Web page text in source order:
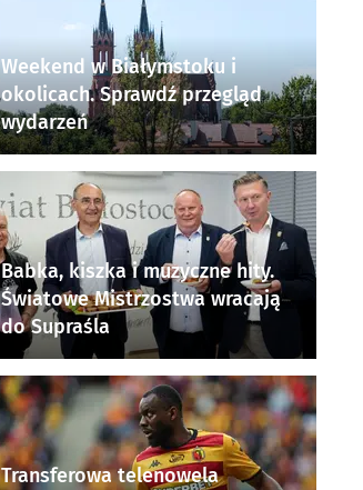
Weekend w Białymstoku i
okolicach. Sprawdź przegląd
wydarzeń
Babka, kiszka i muzyczne hity.
Światowe Mistrzostwa wracają
do Supraśla
Transferowa telenowela